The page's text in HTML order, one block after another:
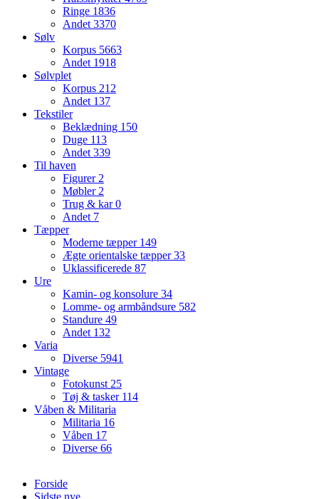
Ringe 1836
Andet3370
Sølv
Korpus 5663
Andet 1918
Sølvplet
Korpus 212
Andet 137
Tekstiler
Beklædning 150
Duge 113
Andet339
Til haven
Figurer2
Møbler2
Trug & kar0
Andet 7
Tæpper
Moderne tæpper 149
Ægte orientalske tæpper33
Uklassificerede 87
Ure
Kamin- og konsolure 34
Lomme- og armbåndsure 582
Standure 49
Andet 132
Varia
Diverse 5941
Vintage
Fotokunst25
Tøj & tasker 114
Våben & Militaria
Militaria 16
Våben 17
Diverse 66
Forside